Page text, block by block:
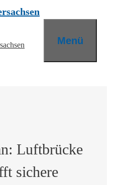
Menü
Luftbrücke
sichere